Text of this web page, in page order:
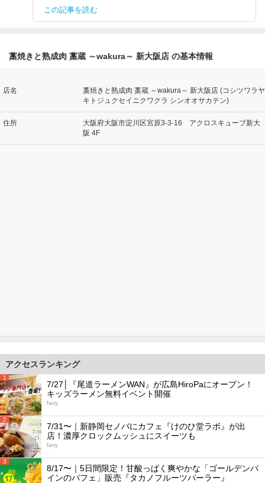
この記事を読む
藁焼きと熟成肉 藁蔵 ～wakura～ 新大阪店 の基本情報
店名
藁焼きと熟成肉 藁蔵 ～wakura～ 新大阪店 (コシツワラヤ
キトジュクセイニクワクラ シンオオサカテン)
住所
大阪府大阪市淀川区宮原3-3-16 アクロスキューブ新大
阪 4F
アクセスランキング
1
7/27│『尾道ラーメンWAN』が広島HiroPaにオープン！
キッズラーメン無料イベント開催
favy
2
7/31〜｜新静岡セノバにカフェ『けのひ堂ラボ』が出
店！濃厚クロックムッシュにスイーツも
favy
3
8/17〜｜5日間限定！甘酸っぱく爽やかな「ゴールデンパ
インのパフェ」販売『タカノフルーツパーラー』